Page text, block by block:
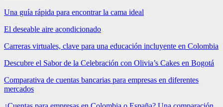
Una guía rápida para encontrar la cama ideal
El deseable aire acondicionado
Carreras virtuales, clave para una educación incluyente en Colombia
Descubre el Sabor de la Celebración con Olivia’s Cakes en Bogotá
Comparativa de cuentas bancarias para empresas en diferentes
mercados